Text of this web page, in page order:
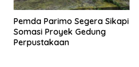
Pemda Parimo Segera Sikapi
Somasi Proyek Gedung
Perpustakaan